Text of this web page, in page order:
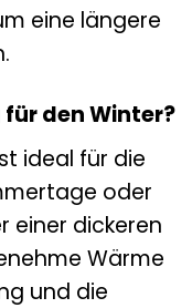
eine längere
den Winter?
ideal für die
oder
einer dickeren
Wärme
und die